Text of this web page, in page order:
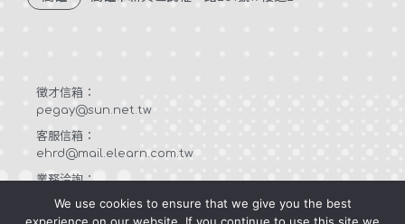
業務洽詢：
sales@mail.elearn.com.tw
客服信箱：
ehrd@mail.elearn.com.tw
徵才信箱：
pegay@sun.net.tw
We use cookies to ensure that we give you the best